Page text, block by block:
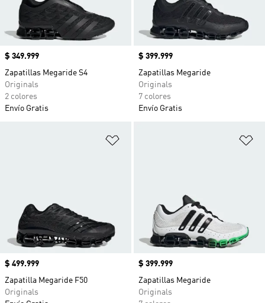
Precio
$ 349.999
Zapatillas Megaride S4
Originals
2 colores
Envío Gratis
Precio
$ 399.999
Zapatillas Megaride
Originals
7 colores
Envío Gratis
Precio
$ 499.999
Zapatilla Megaride F50
Originals
Precio
$ 399.999
Zapatillas Megaride
Originals